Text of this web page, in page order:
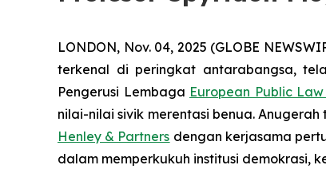
LONDON, Nov. 04, 2025 (GLOBE
terkenal di peringkat antarabangsa,
Pengerusi Lembaga European Public
nilai-nilai sivik merentasi benua.
Henley & Partners dengan kerjasama
dalam memperkukuh institusi demokrasi,